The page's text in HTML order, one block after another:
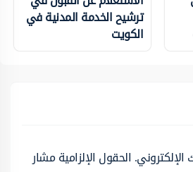
ترشيح الخدمة المدنية في
الكويت
الحقول الإلزامية مشار